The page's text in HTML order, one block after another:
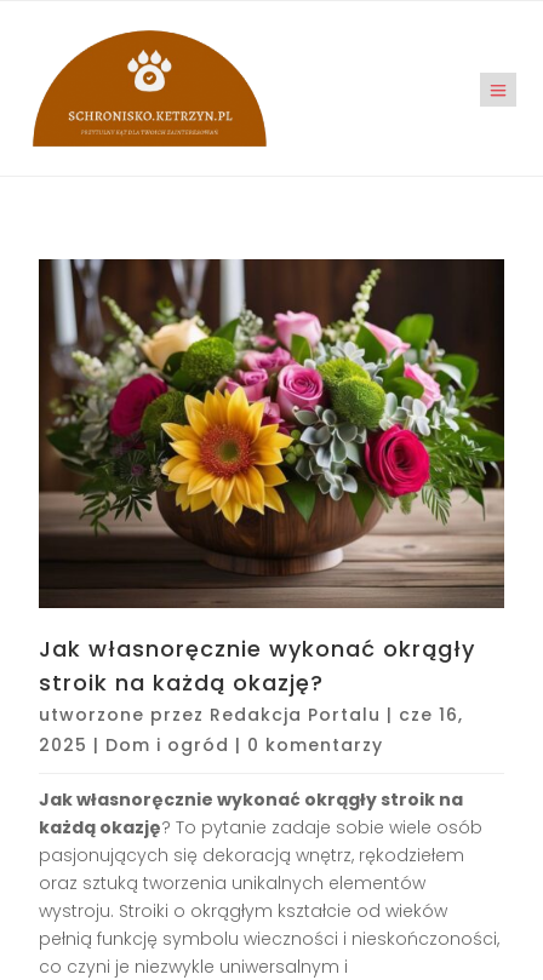
Jak własnoręcznie wykonać okrągły
stroik na każdą okazję?
utworzone przez Redakcja Portalu | cze 16,
2025 | Dom i ogród | 0 komentarzy
Jak własnoręcznie wykonać okrągły stroik na
każdą okazję? To pytanie zadaje sobie wiele osób
pasjonujących się dekoracją wnętrz, rękodziełem
oraz sztuką tworzenia unikalnych elementów
wystroju. Stroiki o okrągłym kształcie od wieków
pełnią funkcję symbolu wieczności i nieskończoności,
co czyni je niezwykle uniwersalnym i